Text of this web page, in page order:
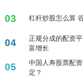
03 杠杆炒股怎么算
04
正规分成的配资
富增长
05
中国人寿股票配
定？